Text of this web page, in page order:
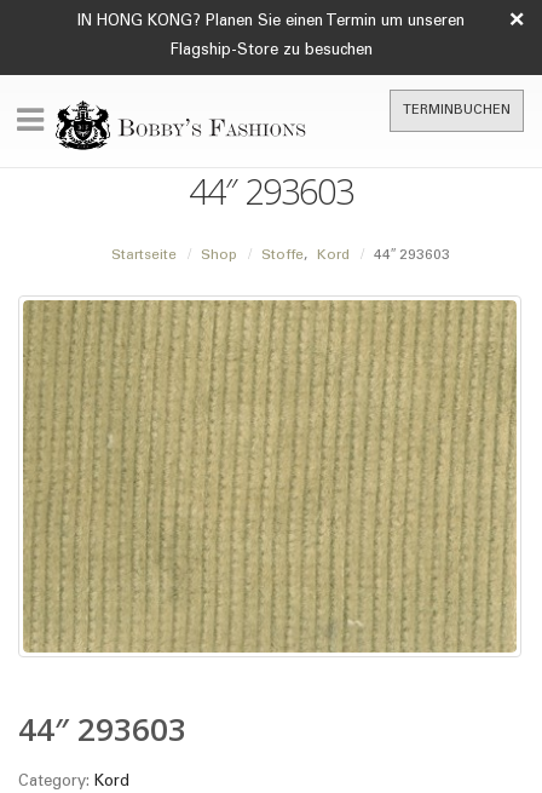
IN HONG KONG? Planen Sie einen Termin um unseren
Flagship-Store zu besuchen
×
TERMINBUCHEN
44″ 293603
Startseite Shop Stoffe, Kord 44″ 293603
44″ 293603
Category: Kord